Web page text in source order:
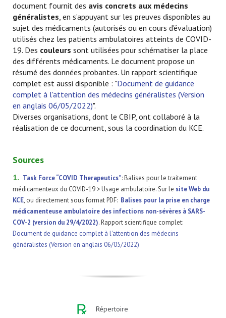
document fournit des avis concrets aux médecins
généralistes, en s’appuyant sur les preuves disponibles au
sujet des médicaments (autorisés ou en cours d'évaluation)
utilisés chez les patients ambulatoires atteints de COVID-
19. Des couleurs sont utilisées pour schématiser la place
des différents médicaments. Le document propose un
résumé des données probantes. Un rapport scientifique
complet est aussi disponible : "Document de guidance
complet à l'attention des médecins généralistes (Version
en anglais 06/05/2022)".
Diverses organisations, dont le CBIP, ont collaboré à la
réalisation de ce document, sous la coordination du KCE.
Sources
1. Task Force “COVID Therapeutics”: Balises pour le traitement
médicamenteux du COVID-19 > Usage ambulatoire. Sur le site Web du
KCE, ou directement sous format PDF: Balises pour la prise en charge
médicamenteuse ambulatoire des infections non-sévères à SARS-
COV-2 (version du 29/4/2022). Rapport scientifique complet:
Document de guidance complet à l'attention des médecins
généralistes (Version en anglais 06/05/2022)
Répertoire